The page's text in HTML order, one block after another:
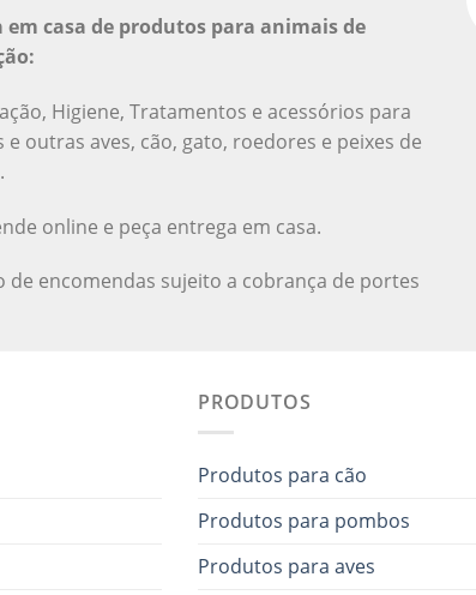
em casa de produtos para animais de
Higiene, Tratamentos e acessórios para
e outras aves, cão, gato, roedores e peixes de
online e peça entrega em casa.
de encomendas sujeito a cobrança de portes
PRODUTOS
Produtos para cão
Produtos para pombos
Produtos para aves